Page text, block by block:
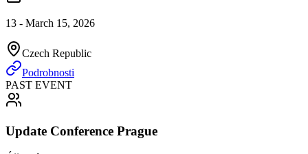
13 - March 15, 2026
Czech Republic
Podrobnosti
PAST EVENT
Update Conference Prague